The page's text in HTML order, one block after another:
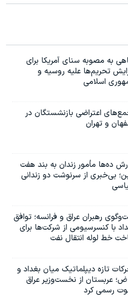
به مصوبه سنای آمریکا برای
تحریم‌ها علیه روسیه و
اسلامی
اعتراضی بازنشستگان در
و تهران
ده‌ها مأمور زندان به بند هفت
بی‌خبری از سرنوشت دو زندانی
رهبران عراق و فرانسه؛ توافق
با کنسرسیومی از شرکت‌ها برای
خط لوله انتقال نفت
تازه دیپلماتیک میان بغداد و
عربستان از نخست‌وزیر عراق
رسمی کرد